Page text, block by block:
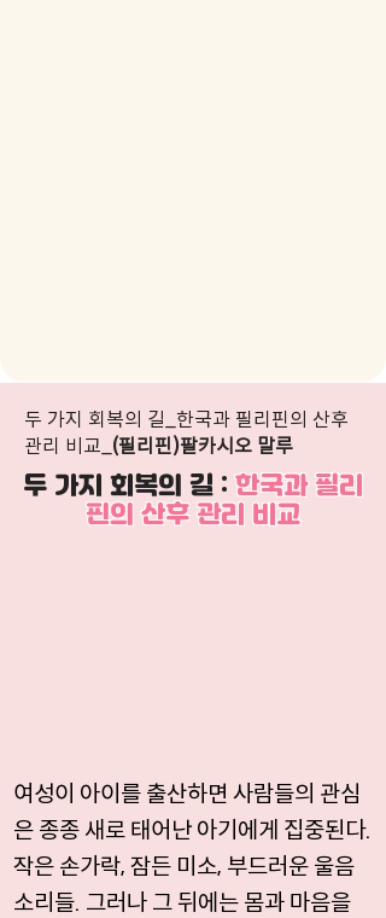
두 가지 회복의 길_한국과 필리핀의 산후
관리 비교_ (필리핀)팔카시오 말루
두 가지 회복의 길 : 한국과 필리
핀의 산후 관리 비교
여성이 아이를 출산하면 사람들의 관심
은 종종 새로 태어난 아기에게 집중된다.
작은 손가락, 잠든 미소, 부드러운 울음
소리들. 그러나 그 뒤에는 몸과 마음을